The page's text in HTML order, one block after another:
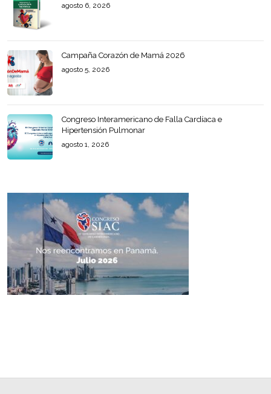
agosto 6, 2026
Campaña Corazón de Mamá 2026
agosto 5, 2026
Congreso Interamericano de Falla Cardíaca e
Hipertensión Pulmonar
agosto 1, 2026